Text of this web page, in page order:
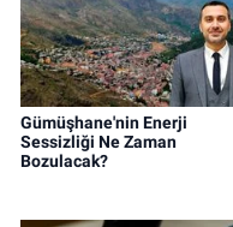
Gümüşhane'nin Enerji
Sessizliği Ne Zaman
Bozulacak?